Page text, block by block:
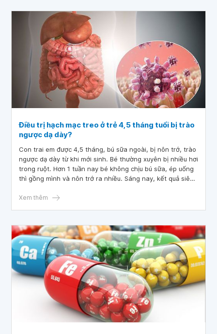
nhưng vẫn bị nổi mẩn khắp mặt, đầu, lưng và bụng, tay. Em
muốn hỏi em đã thay đổi chế độ ăn mà sao em bé vẫn bị.
Xin hỏi bác sĩ trẻ 4 tháng tuổi đi ngoài nhiều lần và nổi
mẩn là bị làm sao?
Điều trị hạch mạc treo ở trẻ 4,5 tháng tuổi bị trào
ngược dạ dày?
Con trai em được 4,5 tháng, bú sữa ngoài, bị nôn trớ, trào
ngược dạ dày từ khi mới sinh. Bé thường xuyên bị nhiều hơi
trong ruột. Hơn 1 tuần nay bé không chịu bú sữa, ép uống
thì gồng mình và nôn trớ ra nhiều. Sáng nay, kết quả siêu
9*5mm và trong ruột nhiều hơi. Bác sĩ kết luận hạch như
Xem thêm